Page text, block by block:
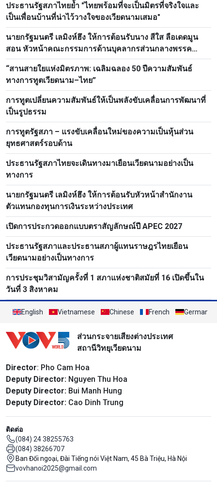
ประธานรัฐสภาไทยย้ำ "ไทยพร้อมที่จะเป็นมิตรที่จริงใจและ
เป็นเพื่อนบ้านที่น่าไว้วางใจของเวียดนามเสมอ"
นายกรัฐมนตรี เลมิงห์ฮึง ให้การต้อนรับนาง สีใส ลือเดดมูน
สอน หัวหน้าคณะกรรมการด้านบุคลากรส่วนกลางพรรค
ประชาชนปฏิวัติลาว
“สานสายใยแห่งมิตรภาพ: เฉลิมฉลอง 50 ปีความสัมพันธ์
ทางการทูตเวียดนาม–ไทย”
การทูตเปลี่ยนความสัมพันธ์ให้เป็นพลังขับเคลื่อนการพัฒนาที่
เป็นรูปธรรม
การทูตรัฐสภา – แรงขับเคลื่อนใหม่ของความเป็นหุ้นส่วน
ยุทธศาสตร์รอบด้าน
ประธานรัฐสภาไทยจะเดินทางมาเยือนเวียดนามอย่างเป็น
ทางการ
นายกรัฐมนตรี เลมิงห์ฮึง ให้การต้อนรับหัวหน้าสำนักงาน
ตัวแทนกองทุนการเงินระหว่างประเทศ
เปิดการประกวดออกแบบตราสัญลักษณ์ปี APEC 2027
ประธานรัฐสภาและประธานสภาผู้แทนราษฎรไทยเยือน
เวียดนามอย่างเป็นทางการ
การประชุมวิสามัญครั้งที่ 1 สภาแห่งชาติสมัยที่ 16 เปิดขึ้นใน
วันที่ 3 สิงหาคม
English Vietnamese Chinese French German
ส่วนกระจายเสียงต่างประเทศ
สถานีวิทยุเวียดนาม
Director: Pho Cam Hoa
Deputy Director: Nguyen Thu Hoa
Deputy Director: Bui Manh Hung
Deputy Director: Cao Dinh Trung
ติดต่อ
(084) 24 38255763
(084) 38266707
Ban Đối ngoại, Đài Tiếng nói Việt Nam, 45 Bà Triệu, Hà Nội
vovhanoi2025@gmail.com